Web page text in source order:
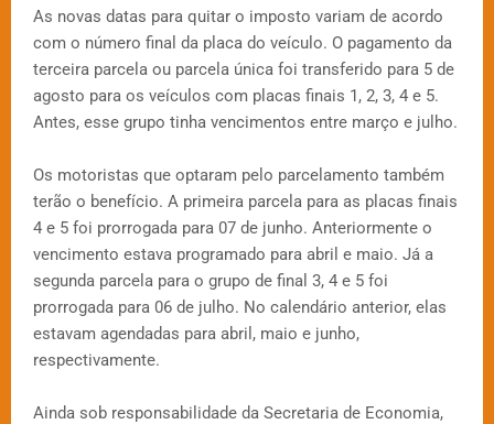
As novas datas para quitar o imposto variam de acordo
com o número final da placa do veículo. O pagamento da
terceira parcela ou parcela única foi transferido para 5 de
agosto para os veículos com placas finais 1, 2, 3, 4 e 5.
Antes, esse grupo tinha vencimentos entre março e julho.
Os motoristas que optaram pelo parcelamento também
terão o benefício. A primeira parcela para as placas finais
4 e 5 foi prorrogada para 07 de junho. Anteriormente o
vencimento estava programado para abril e maio. Já a
segunda parcela para o grupo de final 3, 4 e 5 foi
prorrogada para 06 de julho. No calendário anterior, elas
estavam agendadas para abril, maio e junho,
respectivamente.
Ainda sob responsabilidade da Secretaria de Economia,